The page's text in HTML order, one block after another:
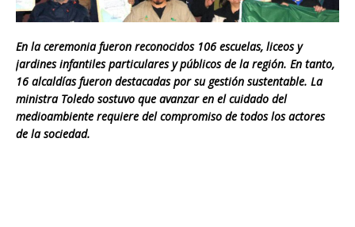
En la ceremonia fueron reconocidos 106 escuelas, liceos y
jardines infantiles particulares y públicos de la región. En tanto,
16 alcaldías fueron destacadas por su gestión sustentable. La
ministra Toledo sostuvo que avanzar en el cuidado del
medioambiente requiere del compromiso de todos los actores
de la sociedad.